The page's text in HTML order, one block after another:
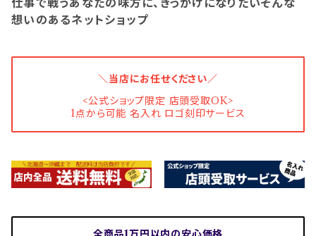
仕事で戦うあなたの味方に、きっかけになりたいそんな
想いのあるネットショップ
＼当店にお任せください／
<公式ショップ限定 店頭受取OK>
1点から可能 名入れ ロゴ刻印サービス